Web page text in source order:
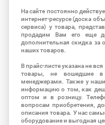
На сайте постоянно
интернет-ресурсе (доска
сервиса) у товара,
продадим Вам его еще
дополнительная скидка за
наших товаров.
В прайс-листе указана не
товары, не вошедшие в
менеджерами. Также у
информацию о том, как
оптом и в розницу.
вопросам приобретения,
описания товара. У нас
оборудование и выгодная